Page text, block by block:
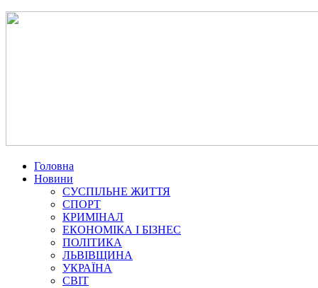
Головна
Новини
СУСПІЛЬНЕ ЖИТТЯ
СПОРТ
КРИМІНАЛ
ЕКОНОМІКА І БІЗНЕС
ПОЛІТИКА
ЛЬВІВЩИНА
УКРАЇНА
СВІТ